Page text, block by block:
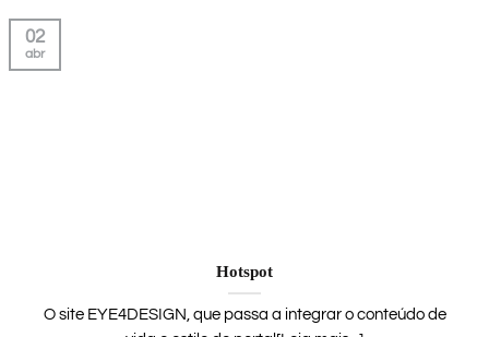
Hotspot
O site EYE4DESIGN, que passa a integrar o conteúdo de
02
abr